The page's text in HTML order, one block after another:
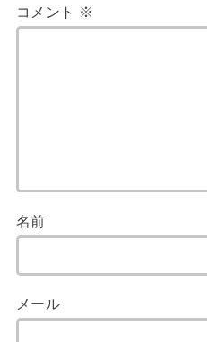
コメント ※
名前
メール